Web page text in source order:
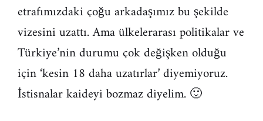
etrafımızdaki çoğu arkadaşımız bu şekilde
vizesini uzattı. Ama ülkelerarası politikalar ve
Türkiye’nin durumu çok değişken olduğu
için ‘kesin 18 daha uzatırlar’ diyemiyoruz.
İstisnalar kaideyi bozmaz diyelim. 🙂